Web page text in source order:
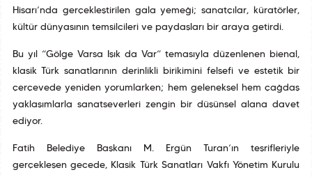
Hisarı’nda gerçekleştirilen gala yemeği; sanatçılar, küratörler,
kültür dünyasının temsilcileri ve paydaşları bir araya getirdi.
Bu yıl “Gölge Varsa Işık da Var” temasıyla düzenlenen bienal,
klasik Türk sanatlarının derinlikli birikimini felsefi ve estetik bir
çerçevede yeniden yorumlarken; hem geleneksel hem çağdaş
yaklaşımlarla sanatseverleri zengin bir düşünsel alana davet
ediyor.
Fatih Belediye Başkanı M. Ergün Turan’ın teşrifleriyle
gerçekleşen gecede, Klasik Türk Sanatları Vakfı Yönetim Kurulu